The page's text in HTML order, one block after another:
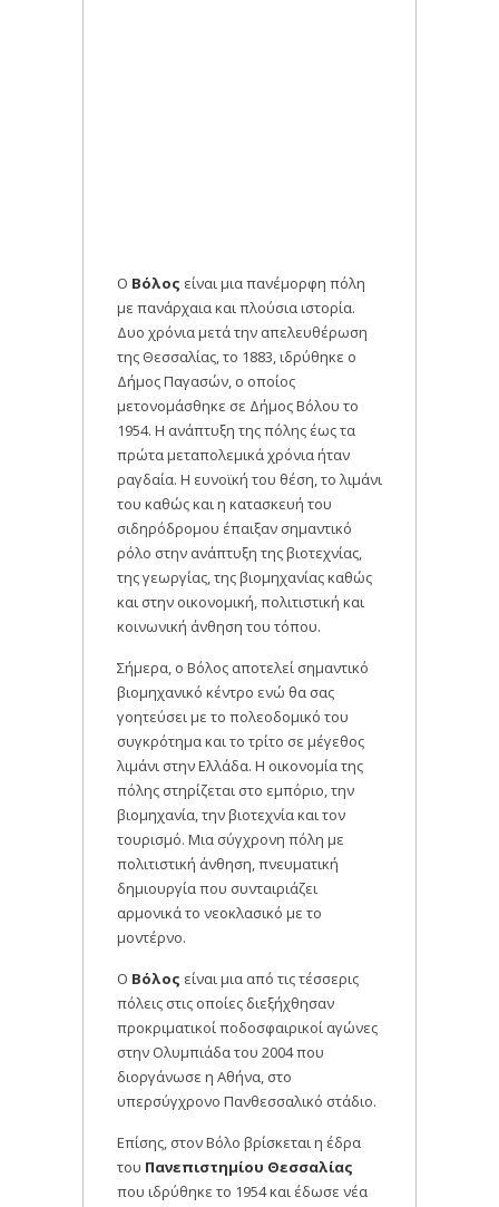
Ο Βόλος είναι μια πανέμορφη πόλη
με πανάρχαια και πλούσια ιστορία.
Δυο χρόνια μετά την απελευθέρωση
της Θεσσαλίας, το 1883, ιδρύθηκε ο
Δήμος Παγασών, ο οποίος
μετονομάσθηκε σε Δήμος Βόλου το
1954. Η ανάπτυξη της πόλης έως τα
πρώτα μεταπολεμικά χρόνια ήταν
ραγδαία. Η ευνοϊκή του θέση, το λιμάνι
του καθώς και η κατασκευή του
σιδηρόδρομου έπαιξαν σημαντικό
ρόλο στην ανάπτυξη της βιοτεχνίας,
της γεωργίας, της βιομηχανίας καθώς
και στην οικονομική, πολιτιστική και
κοινωνική άνθηση του τόπου.
Σήμερα, ο Βόλος αποτελεί σημαντικό
βιομηχανικό κέντρο ενώ θα σας
γοητεύσει με το πολεοδομικό του
συγκρότημα και το τρίτο σε μέγεθος
λιμάνι στην Ελλάδα. Η οικονομία της
πόλης στηρίζεται στο εμπόριο, την
βιομηχανία, την βιοτεχνία και τον
τουρισμό. Μια σύγχρονη πόλη με
πολιτιστική άνθηση, πνευματική
δημιουργία που συνταιριάζει
αρμονικά το νεοκλασικό με το
μοντέρνο.
Ο Βόλος είναι μια από τις τέσσερις
πόλεις στις οποίες διεξήχθησαν
προκριματικοί ποδοσφαιρικοί αγώνες
στην Ολυμπιάδα του 2004 που
διοργάνωσε η Αθήνα, στο
υπερσύγχρονο Πανθεσσαλικό στάδιο.
Επίσης, στον Βόλο βρίσκεται η έδρα
του Πανεπιστημίου Θεσσαλίας
που ιδρύθηκε το 1954 και έδωσε νέα